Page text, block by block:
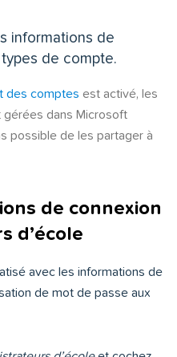
informations de
de compte.
des comptes est activé, les
dans Microsoft
possible de les partager à
de connexion
d’école
avec les informations de
de mot de passe aux